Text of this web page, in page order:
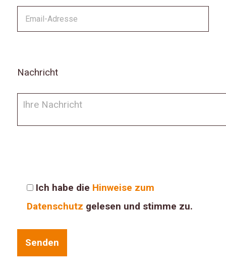
Nachricht
Ich habe die Hinweise zum
Datenschutz gelesen und stimme zu.